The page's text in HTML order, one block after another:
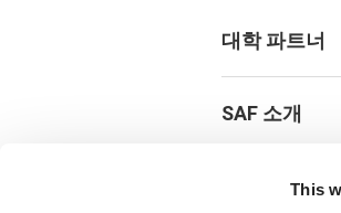
This
대학 파트너
SAF 소개
뉴스 및 이벤